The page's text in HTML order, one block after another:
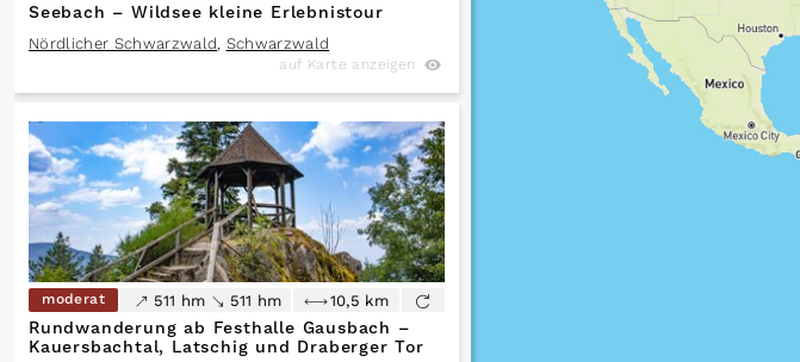
Seebach – Wildsee kleine Erlebnistour
Nördlicher Schwarzwald, Schwarzwald
auf Karte anzeigen
moderat 511 hm 511 hm 10,5 km
Rundwanderung ab Festhalle Gausbach –
Kauersbachtal, Latschig und Draberger Tor